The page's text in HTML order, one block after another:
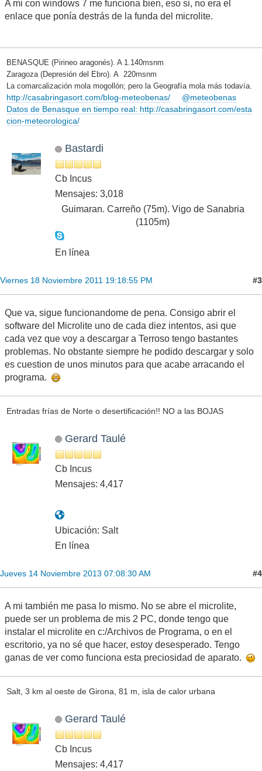
A mi con windows 7 me funciona bien, eso si, no era el
enlace que ponía destrás de la funda del microlite.
BENASQUE (Pirineo aragonés). A 1.140msnm
Zaragoza (Depresión del Ebro). A 220msnm
La comarcalización mola mogollón; pero la Geografía mola más todavía.
http://casabringasort.com/blog-meteobenas/
@meteobenas
Datos de Benasque en tiempo real: http://casabringasort.com/esta
cion-meteorologica/
Bastardi
Cb Incus
Mensajes: 3,018
Guimaran. Carreño (75m). Vigo de Sanabria
(1105m)
En línea
Viernes 18 Noviembre 2011 19:18:55 PM #3
Que va, sigue funcionandome de pena. Consigo abrir el
software del Microlite uno de cada diez intentos, asi que
cada vez que voy a descargar a Terroso tengo bastantes
problemas. No obstante siempre he podido descargar y solo
es cuestion de unos minutos para que acabe arracando el
programa.
Entradas frías de Norte o desertificación!! NO a las BOJAS
Gerard Taulé
Cb Incus
Mensajes: 4,417
Ubicación: Salt
En línea
Jueves 14 Noviembre 2013 07:08:30 AM #4
A mi también me pasa lo mismo. No se abre el microlite,
puede ser un problema de mis 2 PC, donde tengo que
instalar el microlite en c:/Archivos de Programa, o en el
escritorio, ya no sé que hacer, estoy desesperado. Tengo
ganas de ver como funciona esta preciosidad de aparato.
Salt, 3 km al oeste de Girona, 81 m, isla de calor urbana
Gerard Taulé
Cb Incus
Mensajes: 4,417